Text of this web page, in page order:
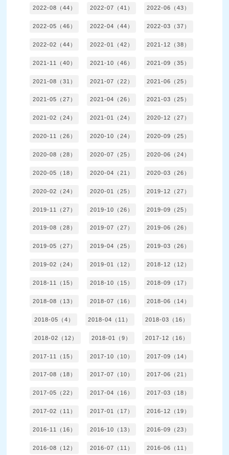
2022-08（44） 2022-07（41） 2022-06（43）
2022-05（46） 2022-04（44） 2022-03（37）
2022-02（44） 2022-01（42） 2021-12（38）
2021-11（40） 2021-10（46） 2021-09（35）
2021-08（31） 2021-07（22） 2021-06（25）
2021-05（27） 2021-04（26） 2021-03（25）
2021-02（24） 2021-01（24） 2020-12（27）
2020-11（26） 2020-10（24） 2020-09（25）
2020-08（28） 2020-07（25） 2020-06（24）
2020-05（18） 2020-04（21） 2020-03（26）
2020-02（24） 2020-01（25） 2019-12（27）
2019-11（27） 2019-10（26） 2019-09（25）
2019-08（28） 2019-07（27） 2019-06（26）
2019-05（27） 2019-04（25） 2019-03（26）
2019-02（24） 2019-01（12） 2018-12（12）
2018-11（15） 2018-10（15） 2018-09（17）
2018-08（13） 2018-07（16） 2018-06（14）
2018-05（4） 2018-04（11） 2018-03（16）
2018-02（12） 2018-01（9） 2017-12（16）
2017-11（15） 2017-10（10） 2017-09（14）
2017-08（18） 2017-07（10） 2017-06（21）
2017-05（22） 2017-04（16） 2017-03（18）
2017-02（11） 2017-01（17） 2016-12（19）
2016-11（16） 2016-10（13） 2016-09（23）
2016-08（12） 2016-07（11） 2016-06（11）